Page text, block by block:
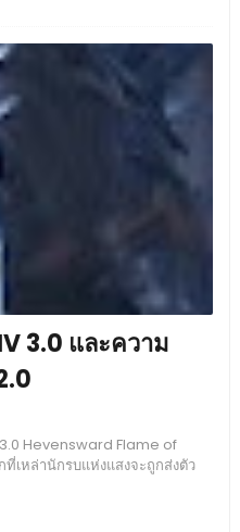
3.0 และความ
Hevensward Flame of
เหล่านักรบแห่งแสงจะถูกส่งตัว